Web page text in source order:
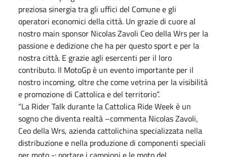
preziosa sinergia tra gli uffici del Comune e gli
operatori economici della città. Un grazie di cuore al
nostro main sponsor Nicolas Zavoli Ceo della Wrs per la
passione e dedizione che ha per questo sport e per la
nostra città. E grazie agli esercenti per il loro
contributo. Il MotoGp è un evento importante per il
nostro incoming, oltre che come vetrina per la visibilità
e promozione di Cattolica e del territorio”.
“La Rider Talk durante la Cattolica Ride Week è un
sogno che diventa realtà –commenta Nicolas Zavoli,
Ceo della Wrs, azienda cattolichina specializzata nella
distribuzione e nella produzione di componenti speciali